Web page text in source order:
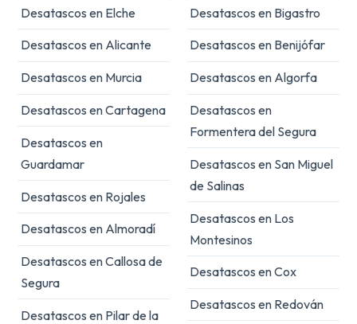
Desatascos en Elche
Desatascos en Alicante
Desatascos en Murcia
Desatascos en Cartagena
Desatascos en
Guardamar
Desatascos en Rojales
Desatascos en Almoradí
Desatascos en Callosa de
Segura
Desatascos en Pilar de la
Desatascos en Bigastro
Desatascos en Benijófar
Desatascos en Algorfa
Desatascos en
Formentera del Segura
Desatascos en San Miguel
de Salinas
Desatascos en Los
Montesinos
Desatascos en Cox
Desatascos en Redován